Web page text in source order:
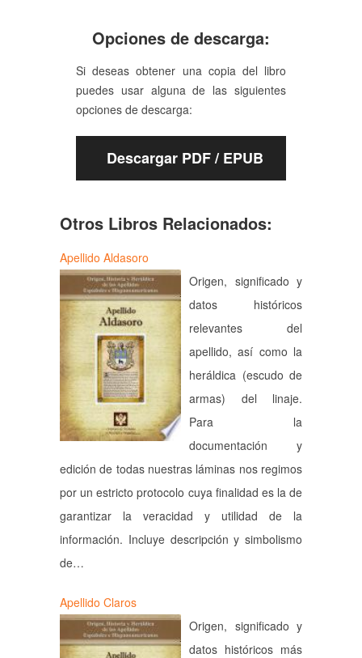
Opciones de descarga:
Si deseas obtener una copia del libro
puedes usar alguna de las siguientes
opciones de descarga:
Descargar PDF / EPUB
Otros Libros Relacionados:
Apellido Aldasoro
Origen, significado y
datos históricos
relevantes del
apellido, así como la
heráldica (escudo de
armas) del linaje.
Para la
documentación y
edición de todas nuestras láminas nos regimos
por un estricto protocolo cuya finalidad es la de
garantizar la veracidad y utilidad de la
información. Incluye descripción y simbolismo
de…
Apellido Claros
Origen, significado y
datos históricos más